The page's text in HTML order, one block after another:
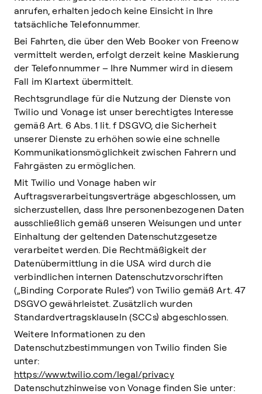
anrufen, erhalten jedoch keine Einsicht in Ihre
tatsächliche Telefonnummer.
Bei Fahrten, die über den Web Booker von Freenow
vermittelt werden, erfolgt derzeit keine Maskierung
der Telefonnummer – Ihre Nummer wird in diesem
Fall im Klartext übermittelt.
Rechtsgrundlage für die Nutzung der Dienste von
Twilio und Vonage ist unser berechtigtes Interesse
gemäß Art. 6 Abs. 1 lit. f DSGVO, die Sicherheit
unserer Dienste zu erhöhen sowie eine schnelle
Kommunikationsmöglichkeit zwischen Fahrern und
Fahrgästen zu ermöglichen.
Mit Twilio und Vonage haben wir
Auftragsverarbeitungsverträge abgeschlossen, um
sicherzustellen, dass Ihre personenbezogenen Daten
ausschließlich gemäß unseren Weisungen und unter
Einhaltung der geltenden Datenschutzgesetze
verarbeitet werden. Die Rechtmäßigkeit der
Datenübermittlung in die USA wird durch die
verbindlichen internen Datenschutzvorschriften
(„Binding Corporate Rules“) von Twilio gemäß Art. 47
DSGVO gewährleistet. Zusätzlich wurden
Standardvertragsklauseln (SCCs) abgeschlossen.
Weitere Informationen zu den
Datenschutzbestimmungen von Twilio finden Sie
unter:
https://www.twilio.com/legal/privacy
Datenschutzhinweise von Vonage finden Sie unter: